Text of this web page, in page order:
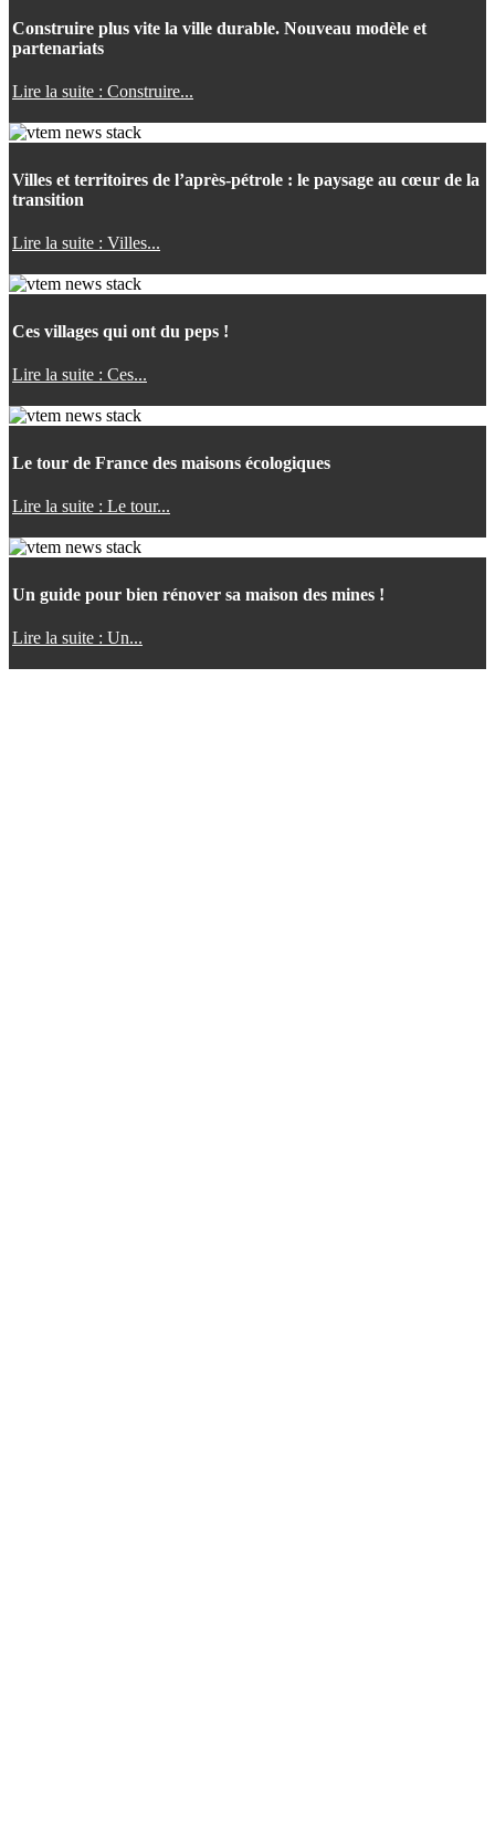
Construire plus vite la ville durable. Nouveau modèle et
partenariats
Lire la suite : Construire...
Villes et territoires de l’après-pétrole : le paysage au cœur de la
transition
Lire la suite : Villes...
Ces villages qui ont du peps !
Lire la suite : Ces...
Le tour de France des maisons écologiques
Lire la suite : Le tour...
Un guide pour bien rénover sa maison des mines !
Lire la suite : Un...